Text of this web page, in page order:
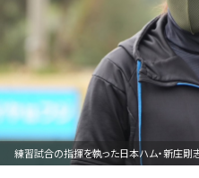
練習試合の指揮を執った日本ハム・新庄剛